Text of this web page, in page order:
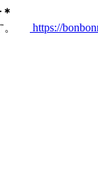
。
https://